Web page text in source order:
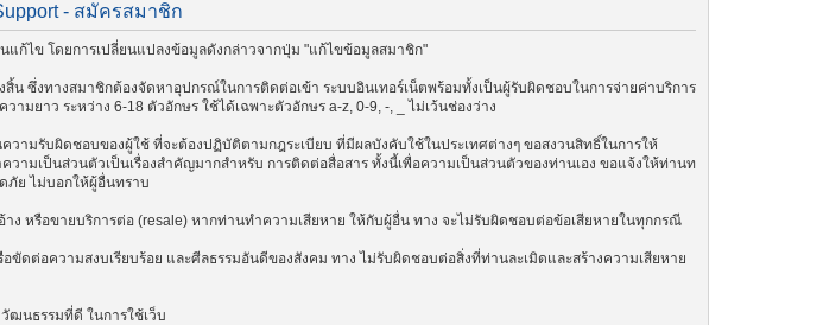
- สมัครสมาชิก
ก้ไข โดยการเปลี่ยนแปลงข้อมูลดังกล่าวจากปุ่ม "แก้ไขข้อมูลสมาชิก"
น ซึ่งทางสมาชิกต้องจัดหาอุปกรณ์ในการติดต่อเข้า ระบบอินเทอร์เน็ตพร้อมทั้งเป็นผู้รับผิดชอบในการจ่ายค่าบริการ
มยาว ระหว่าง 6-18 ตัวอักษร ใช้ได้เฉพาะตัวอักษร a-z, 0-9, -, _ ไม่เว้นช่องว่าง
ามรับผิดชอบของผู้ใช้ ที่จะต้องปฏิบัติตามกฎระเบียบ ที่มีผลบังคับใช้ในประเทศต่างๆ ขอสงวนสิทธิ์ในการให้
มเป็นส่วนตัวเป็นเรื่องสำคัญมากสำหรับ การติดต่อสื่อสาร ทั้งนี้เพื่อความเป็นส่วนตัวของท่านเอง ขอแจ้งให้ท่านท
ภัย ไม่บอกให้ผู้อื่นทราบ
ง หรือขายบริการต่อ (resale) หากท่านทำความเสียหาย ให้กับผู้อื่น ทาง จะไม่รับผิดชอบต่อข้อเสียหายในทุกกรณี
ดต่อความสงบเรียบร้อย และศีลธรรมอันดีของสังคม ทาง ไม่รับผิดชอบต่อสิ่งที่ท่านละเมิดและสร้างความเสียหาย
ฒนธรรมที่ดี ในการใช้เว็บ